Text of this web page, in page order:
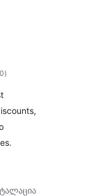
საერთო
რეიტინგი
)